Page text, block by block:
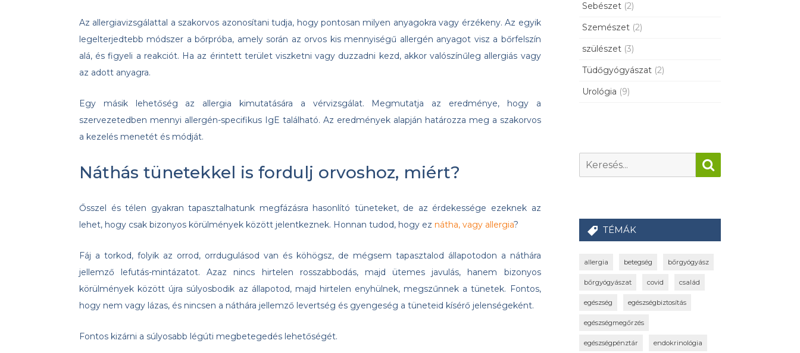
Az allergiavizsgálattal a szakorvos azonosítani tudja, hogy pontosan milyen anyagokra vagy érzékeny. Az egyik
legelterjedtebb módszer a bőrpróba, amely során az orvos kis mennyiségű allergén anyagot visz a bőrfelszín
alá, és figyeli a reakciót. Ha az érintett terület viszketni vagy duzzadni kezd, akkor valószínűleg allergiás vagy
az adott anyagra.
Egy másik lehetőség az allergia kimutatására a vérvizsgálat. Megmutatja az eredménye, hogy a
szervezetedben mennyi allergén-specifikus IgE található. Az eredmények alapján határozza meg a szakorvos
a kezelés menetét és módját.
Náthás tünetekkel is fordulj orvoshoz, miért?
Ősszel és télen gyakran tapasztalhatunk megfázásra hasonlító tüneteket, de az érdekessége ezeknek az
lehet, hogy csak bizonyos körülmények között jelentkeznek. Honnan tudod, hogy ez nátha, vagy allergia?
Fáj a torkod, folyik az orrod, orrdugulásod van és köhögsz, de mégsem tapasztalod állapotodon a náthára
jellemző lefutás-mintázatot. Azaz nincs hirtelen rosszabbodás, majd ütemes javulás, hanem bizonyos
körülmények között újra súlyosbodik az állapotod, majd hirtelen enyhülnek, megszűnnek a tünetek. Fontos,
hogy nem vagy lázas, és nincsen a náthára jellemző levertség és gyengeség a tüneteid kísérő jelenségeként.
Fontos kizárni a súlyosabb légúti megbetegedés lehetőségét.
Sebészet (2)
Szemészet (2)
szülészet (3)
Tüdőgyógyászat (2)
Urológia (9)
TÉMÁK
allergia betegség bőrgyógyász
bőrgyógyászat covid család
egészség egészségbiztosítás
egészségmegőrzés
egészségpénztár endokrinológia